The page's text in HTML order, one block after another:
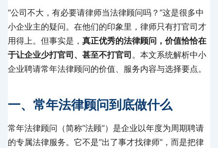
“公司不大，有必要请律师当法律顾问吗？”这是很多中
小企业主的疑问。在他们的印象里，律师只有打官司才
用得上。但事实是， 真正优秀的法律顾问，价值恰恰在
于让企业少打官司、甚至不打官司 。本文系统解析中小
企业聘请常年法律顾问的价值、服务内容与选择要点。
一、常年法律顾问到底做什么
常年法律顾问（简称”法顾”）是企业以年度为周期聘请
的专属法律服务。它不是”出了事才找律师”，而是把律